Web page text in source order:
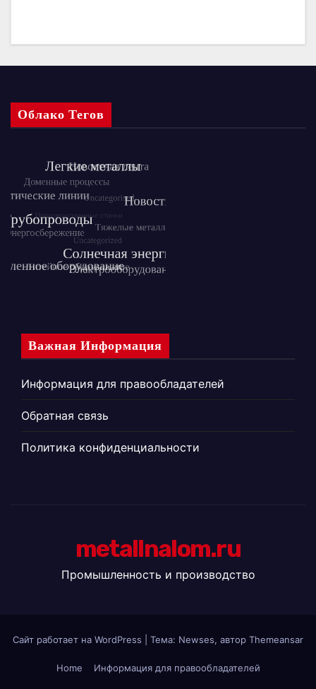
Облако Тегов
Важная Информация
Информация для правообладателей
Обратная связь
Политика конфиденциальности
metallnalom.ru
Промышленность и производство
Сайт работает на WordPress Тема: Newses, автор Themeansar
Home Информация для правообладателей